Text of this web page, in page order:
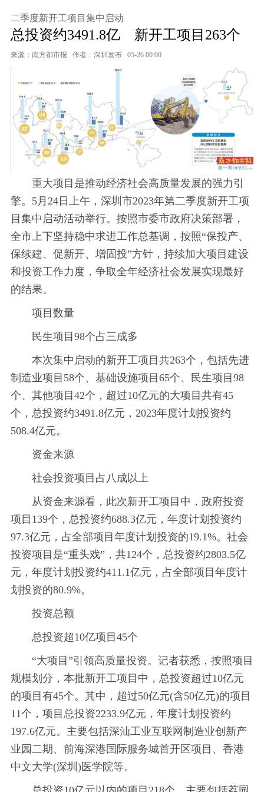
二季度新开工项目集中启动
总投资约3491.8亿 新开工项目263个
来源：南方都市报 作者：深圳发布 05-26 00:00
重大项目是推动经济社会高质量发展的强力引
擎。5月24日上午，深圳市2023年第二季度新开工项
目集中启动活动举行。按照市委市政府决策部署，
全市上下坚持稳中求进工作总基调，按照“保投产、
保续建、促新开、增固投”方针，持续加大项目建设
和投资工作力度，争取全年经济社会发展实现最好
的结果。
项目数量
民生项目98个占三成多
本次集中启动的新开工项目共263个，包括先进
制造业项目58个、基础设施项目65个、民生项目98
个、其他项目42个，超过10亿元的大项目共有45
个，总投资约3491.8亿元，2023年度计划投资约
508.4亿元。
资金来源
社会投资项目占八成以上
从资金来源看，此次新开工项目中，政府投资
项目139个，总投资约688.3亿元，年度计划投资约
97.3亿元，占全部项目年度计划投资的19.1%。社会
投资项目是“重头戏”，共124个，总投资约2803.5亿
元，年度计划投资约411.1亿元，占全部项目年度计
划投资的80.9%。
投资总额
总投资超10亿项目45个
“大项目”引领高质量投资。记者获悉，按照项目
规模划分，本批新开工项目中，总投资超过10亿元
的项目有45个。其中，超过50亿元(含50亿元)的项目
11个，项目总投资2233.9亿元，年度计划投资约
197.6亿元。主要包括深汕工业互联网制造业创新产
业园二期、前海深港国际服务城首开区项目、香港
中文大学(深圳)医学院等。